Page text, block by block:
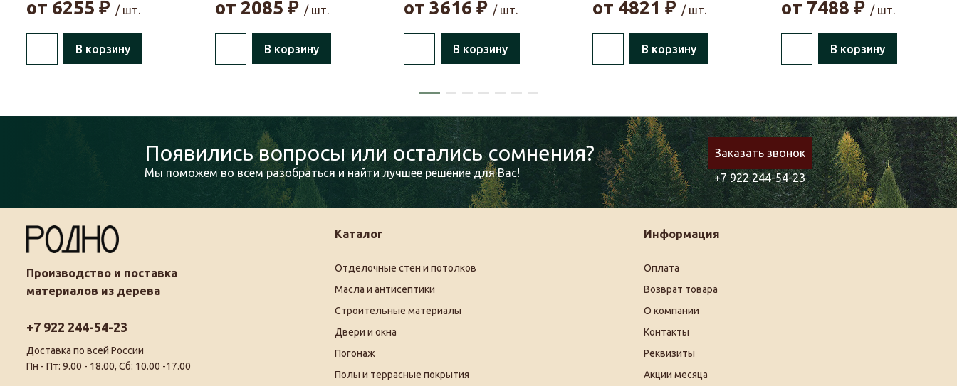
от 6255 ₽ / шт.
В корзину
от 2085 ₽ / шт.
В корзину
от 3616 ₽ / шт.
В корзину
от 4821 ₽ / шт.
В корзину
от 7488 ₽ / шт.
В корзину
Появились вопросы или остались сомнения?
Мы поможем во всем разобраться и найти лучшее решение для Вас!
Заказать звонок
+7 922 244-54-23
Производство и поставка
материалов из дерева
+7 922 244-54-23
Доставка по всей России
Пн - Пт: 9.00 - 18.00, Сб: 10.00 -17.00
Каталог
Отделочные стен и потолков
Масла и антисептики
Строительные материалы
Двери и окна
Погонаж
Полы и террасные покрытия
Информация
Оплата
Возврат товара
О компании
Контакты
Реквизиты
Акции месяца